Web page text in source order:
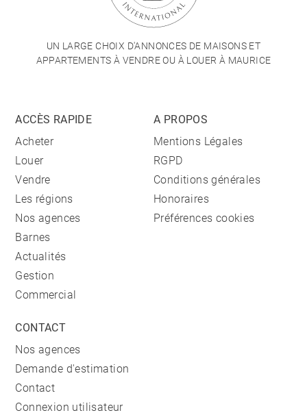
UN LARGE CHOIX D'ANNONCES DE MAISONS ET
APPARTEMENTS À VENDRE OU À LOUER À MAURICE
ACCÈS RAPIDE
Acheter
Louer
Vendre
Les régions
Nos agences
Barnes
Actualités
Gestion
Commercial
A PROPOS
Mentions Légales
RGPD
Conditions générales
Honoraires
Préférences cookies
CONTACT
Nos agences
Demande d'estimation
Contact
Connexion utilisateur